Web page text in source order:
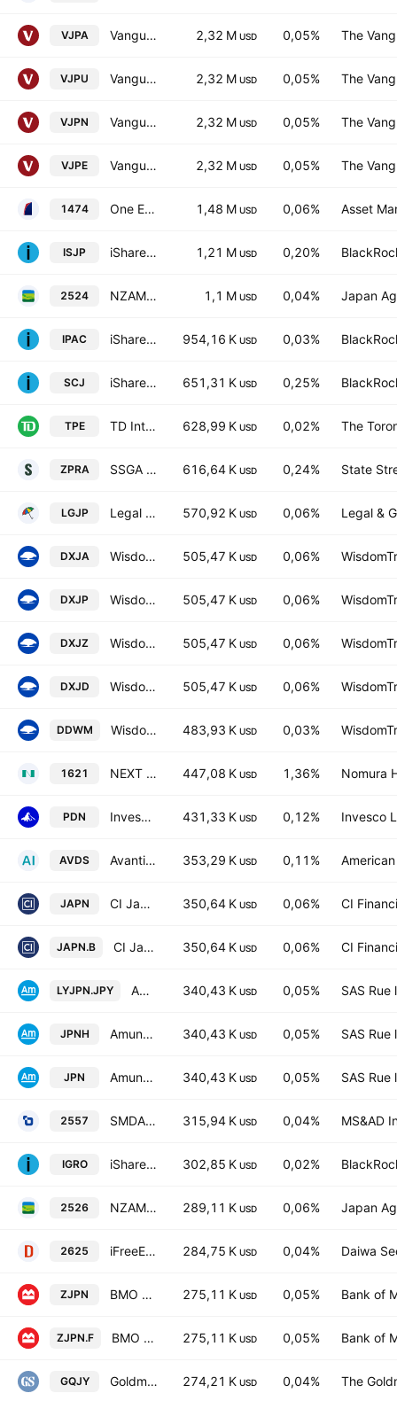
VJPA Vanguard FTSE Japan UCITS ETF Accum Shs USD 2,32 M USD 0,05% The
VJPU Vanguard Funds PLC - Vanguard FTSE Japan UCITS ETF AccumHedged USD 2,32 M USD 0,05% The
VJPN Vanguard FTSE Japan UCITS ETF 2,32 M USD 0,05% The
VJPE Vanguard FTSE Japan UCITS ETF Accum Shs Hedged EUR 2,32 M USD 0,05% The
1474 One ETF JPX-Nikkei 400 1,48 M USD 0,06% Asset
ISJP iShares MSCI Japan Small Cap UCITS ETF 1,21 M USD 0,20%
2524 NZAM ETF TOPIX 1,1 M USD 0,04% Japan
IPAC iShares Core MSCI Pacific ETF 954,16 K USD 0,03%
SCJ iShares MSCI Japan Small-Cap ETF 651,31 K USD 0,25%
TPE TD International Equity Index ETF 628,99 K USD 0,02% The
ZPRA SSGA SPDR ETFs Europe I PLC - State Street SPDR S&P Pan Asia Dividend Aristocrats UCITS ETF Ptg USD 616,64 K USD 0,24% State
LGJP Legal & General UCITS ETF Plc - Japan Equity 570,92 K USD 0,06% Legal &
DXJA WisdomTree Japan Equity UCITS ETF AccumHedged USD 505,47 K USD 0,06%
DXJP WisdomTree Japan Equity UCITS ETF GBP Hedged 505,47 K USD 0,06%
DXJZ WisdomTree Japan Equity UCITS ETF JPY Acc 505,47 K USD 0,06%
DXJD WisdomTree Japan Equity UCITS ETF - CHF Hedged Acc 505,47 K USD 0,06%
DDWM WisdomTree Dynamic International Equity Fund 483,93 K USD 0,03%
1621 NEXT FUNDS TOPIX 17 Pharmaceutical ETF 447,08 K USD 1,36% Nomura
PDN Invesco RAFI Developed Markets ex-U.S. Small-Mid ETF 431,33 K USD 0,12% Invesco
AVDS Avantis International Small Cap Equity ETF 353,29 K USD 0,11%
JAPN CI Japan Equity Index ETF Trust Units Hedged 350,64 K USD 0,06% CI
JAPN.B CI Japan Equity Index ETF Trust Units Non Hedged 350,64 K USD 0,06% CI
LYJPN.JPY Amundi Japan TOPIX II UCITS ETF -Dist JPY- 340,43 K USD 0,05% SAS Rue
JPNH Amundi Japan TOPIX II UCITS ETF -Daily Hedged to EUR - Dist- 340,43 K USD 0,05% SAS Rue
JPN Amundi Japan TOPIX II UCITS ETF -Dist EUR- 340,43 K USD 0,05% SAS Rue
2557 SMDAM TOPIX ETF 315,94 K USD 0,04% MS&AD
IGRO iShares International Dividend Growth ETF 302,85 K USD 0,02%
2526 NZAM JPX-NIKKEI 400 ETF 289,11 K USD 0,06% Japan
2625 iFreeETF-TOPIX(Quarterly Dividend Type) 284,75 K USD 0,04% Daiwa
ZJPN BMO Japan Index ETF 275,11 K USD 0,05% Bank of
ZJPN.F BMO Japan Index ETF Hedged 275,11 K USD 0,05% Bank of
GQJY Goldman Sachs Alpha Enhanced Japan Equity Active UCITS ETF AccumJPY 274,21 K USD 0,04% The